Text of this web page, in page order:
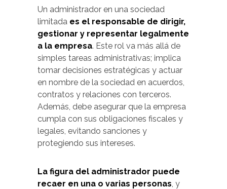
Un administrador en una sociedad
limitada es el responsable de dirigir,
gestionar y representar legalmente
a la empresa. Este rol va más allá de
simples tareas administrativas; implica
tomar decisiones estratégicas y actuar
en nombre de la sociedad en acuerdos,
contratos y relaciones con terceros.
Además, debe asegurar que la empresa
cumpla con sus obligaciones fiscales y
legales, evitando sanciones y
protegiendo sus intereses.
La figura del administrador puede
recaer en una o varias personas, y